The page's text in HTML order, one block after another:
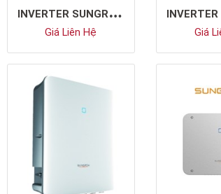
I
NVERTER SUNGROW SG5.0RS
Giá Liên Hệ Giá